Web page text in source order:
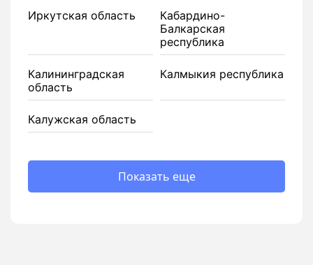
Иркутская область
Кабардино-
Балкарская
республика
Калининградская
область
Калмыкия республика
Калужская область
Показать еще